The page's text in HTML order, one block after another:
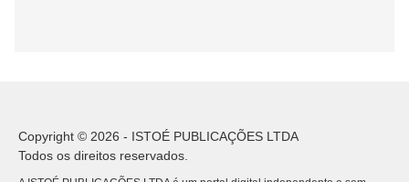
Copyright © 2026 - ISTOÉ PUBLICAÇÕES LTDA
Todos os direitos reservados.